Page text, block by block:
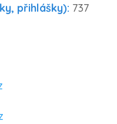
přihlášky): 737